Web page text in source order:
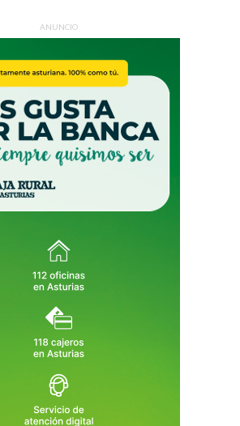
ANUNCIO